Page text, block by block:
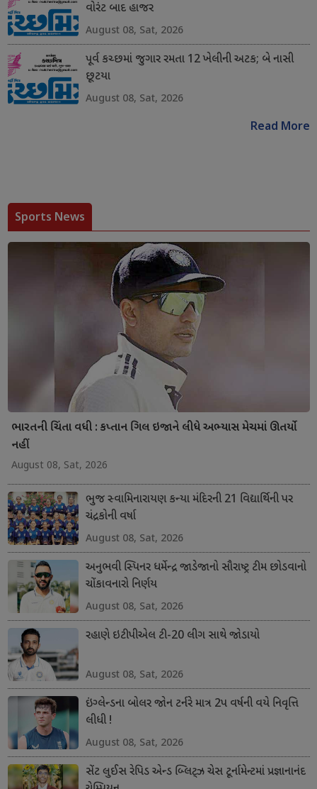
વોરંટ બાદ હાજર
August 08, Sat, 2026
પૂર્વ કચ્છમાં જુગાર રમતા 12 ખેલીની અટક; બે નાસી
છૂટયા
August 08, Sat, 2026
Read More
Sports News
ભારતની ચિંતા વધી : કપ્તાન ગિલ ઇજાને લીધે અભ્યાસ મેચમાં ઊતર્યો
નહીં
August 08, Sat, 2026
ભુજ સ્વામિનારાયણ કન્યા મંદિરની 21 વિદ્યાર્થિની પર
ચંદ્રકોની વર્ષા
August 08, Sat, 2026
અનુભવી સ્પિનર ધર્મેન્દ્ર જાડેજાનો સૌરાષ્ટ્ર ટીમ છોડવાનો
ચોંકાવનારો નિર્ણય
August 08, Sat, 2026
રહાણે ઇટીપીએલ ટી-20 લીગ સાથે જોડાયો
August 08, Sat, 2026
ઇંગ્લેન્ડના બોલર જોન ટર્નરે માત્ર 2પ વર્ષની વયે નિવૃત્તિ
લીધી !
August 08, Sat, 2026
સેંટ લુઈસ રેપિડ એન્ડ બ્લિટ્ઝ ચેસ ટૂર્નામેન્ટમાં પ્રજ્ઞાનાનંદ